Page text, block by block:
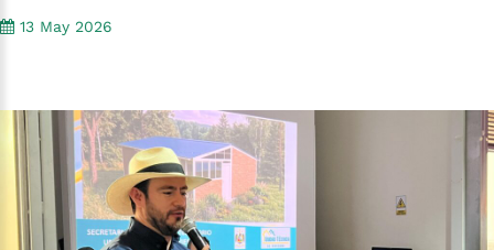
13 May 2026